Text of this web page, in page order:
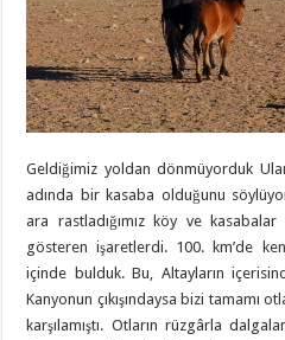
Geldiğimiz yoldan dönmüyorduk
adında bir kasaba olduğunu
ara rastladığımız köy ve
gösteren işaretlerdi. 100. km’de
içinde bulduk. Bu, Altayların
Kanyonun çıkışındaysa bizi tamamı
karşılamıştı. Otların rüzgârla